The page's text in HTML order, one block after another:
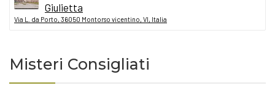
Giulietta
Via L. da Porto, 36050 Montorso vicentino, VI, Italia
Misteri Consigliati